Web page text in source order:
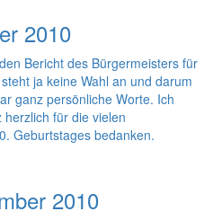
2010
Bericht des Bürgermeisters für
ja keine Wahl an und darum
ganz persönliche Worte. Ich
für die vielen
Geburtstages bedanken.
2010